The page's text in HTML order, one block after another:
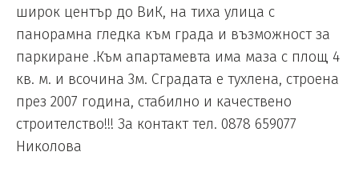
широк център до ВиК, на тиха улица с
панорамна гледка към града и възможност за
паркиране .Към апартамевта има маза с площ 4
кв. м. и всочина 3м. Сградата е тухлена, строена
през 2007 година, стабилно и качествено
строителство!!! За контакт тел. 0878 659077
Николова